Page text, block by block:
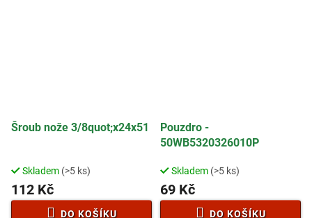
Šroub nože 3/8quot;x24x51
Skladem (>5 ks)
112 Kč
DO KOŠÍKU
Pouzdro -
50WB5320326010P
Skladem (>5 ks)
69 Kč
DO KOŠÍKU